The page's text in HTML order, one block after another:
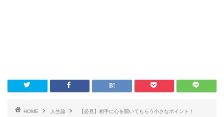
HOME 人生論 【必見】相手に心を開いてもらう小さなポイント！